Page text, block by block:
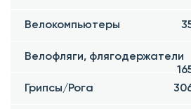
Велокомпьютеры
Велофляги, флягодержатели
Грипсы/Рога